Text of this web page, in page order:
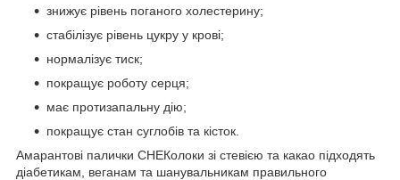
знижує рівень поганого холестерину;
стабілізує рівень цукру у крові;
нормалізує тиск;
покращує роботу серця;
має протизапальну дію;
покращує стан суглобів та кісток.
Амарантові палички СНЕКолоки зі стевією та какао підходять
діабетикам, веганам та шанувальникам правильного